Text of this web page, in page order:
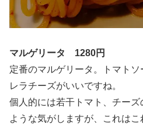
マルゲリータ 1280円
定番のマルゲリータ。トマト
レラチーズがいいですね。
個人的には若干トマト、チー
ような気がしますが、これはこ